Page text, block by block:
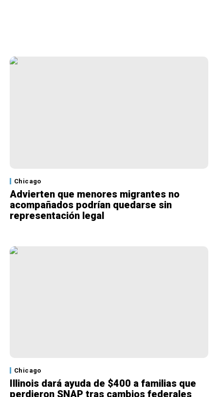
Chicago
Advierten que menores migrantes no
acompañados podrían quedarse sin
representación legal
Chicago
Illinois dará ayuda de $400 a familias que
perdieron SNAP tras cambios federales